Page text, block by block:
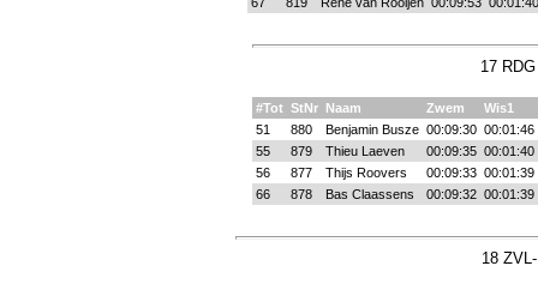
17
#Tot StNr Naam Zwem
Wis1
51
880 Benjamin Busze 00:09:30 00:01:46
55
879 Thieu Laeven 00:09:35 00:01:40
56
877 Thijs Roovers 00:09:33 00:01:39
66
878 Bas Claassens 00:09:32 00:01:39
18